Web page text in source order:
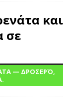
και
σε
— ΔΡΟΣΕΡΌ,